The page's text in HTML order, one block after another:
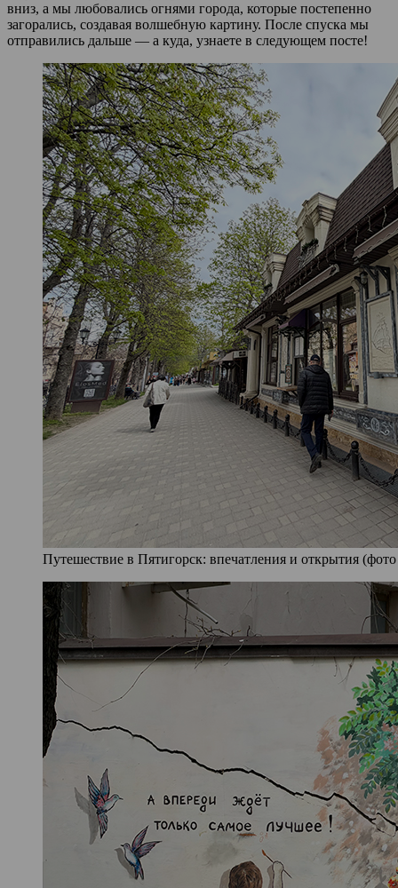
вниз, а мы любовались огнями города, которые постепенно
загорались, создавая волшебную картину. После спуска мы
отправились дальше — а куда, узнаете в следующем посте!
Путешествие в Пятигорск: впечатления и открытия